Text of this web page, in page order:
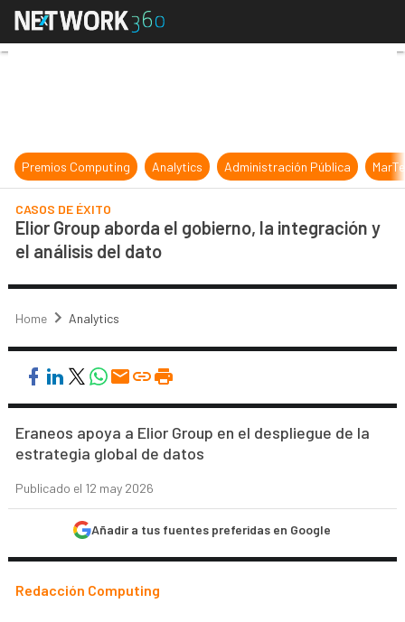
Elior Group aborda el gobierno, la
Premios Computing Analytics Administración Pública
CASOS DE ÉXITO
Elior Group aborda el gobierno, la integración y
el análisis del dato
Home Analytics
Eraneos apoya a Elior Group en el despliegue de la
estrategia global de datos
Publicado el 12 may 2026
Añadir a tus fuentes preferidas en Google
Redacción Computing